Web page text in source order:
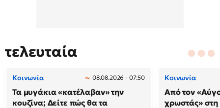
τελευταία
Κοινωνία 08.08.2026 - 07:50
Τα μυγάκια «κατέλαβαν» την
κουζίνα; Δείτε πώς θα τα
Κοινωνία
Από τον
χρωστάς»